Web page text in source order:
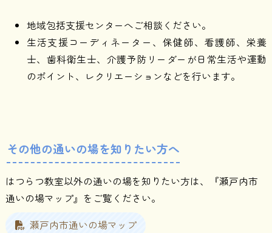
地域包括支援センターへご相談ください。
生活支援コーディネーター、保健師、看護師、栄養
士、歯科衛生士、介護予防リーダーが日常生活や運動
のポイント、レクリエーションなどを行います。
その他の通いの場を知りたい方へ
はつらつ教室以外の通いの場を知りたい方は、『瀬戸内市
通いの場マップ』をご覧ください。
瀬戸内市通いの場マップ